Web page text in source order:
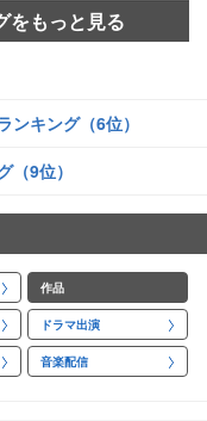
をもっと見る
ンキング（6位）
（9位）
作品
ドラマ出演
音楽配信